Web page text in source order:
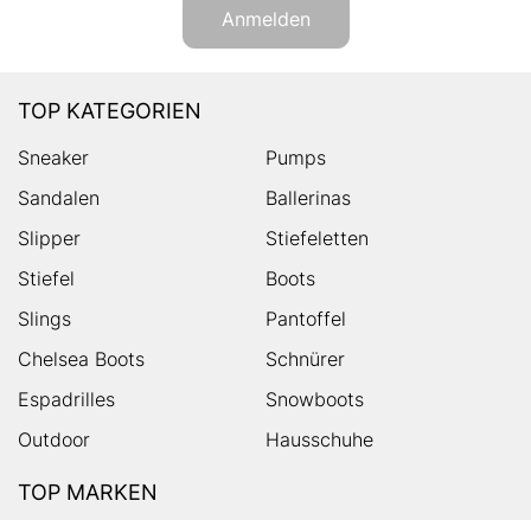
Anmelden
TOP KATEGORIEN
Sneaker
Pumps
Sandalen
Ballerinas
Slipper
Stiefeletten
Stiefel
Boots
Slings
Pantoffel
Chelsea Boots
Schnürer
Espadrilles
Snowboots
Outdoor
Hausschuhe
TOP MARKEN